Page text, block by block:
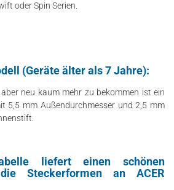
oder Spin Serien.
(Geräte älter als 7 Jahre):
neu kaum mehr zu bekommen ist ein
5,5 mm Außendurchmesser und 2,5 mm
liefert einen schönen
Steckerformen an ACER